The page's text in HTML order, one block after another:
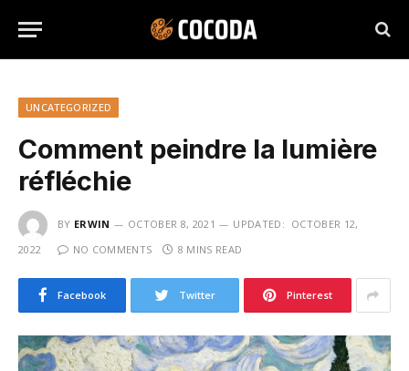
UNCATEGORIZED
Comment peindre la lumière
réfléchie
BY ERWIN OCTOBER 8, 2021 UPDATED: OCTOBER 12,
2022
NO COMMENTS 8 MINS READ
Facebook Twitter Pinterest